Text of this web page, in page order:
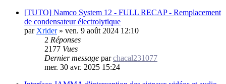
[TUTO] Namco System 12 - FULL RECAP - Remplacement
de condensateur électrolytique
par Xrider» ven. 9 août 2024 12:10
2 Réponses
2177 Vues
Dernier message parchacal231077
mer. 30 avr. 2025 15:24